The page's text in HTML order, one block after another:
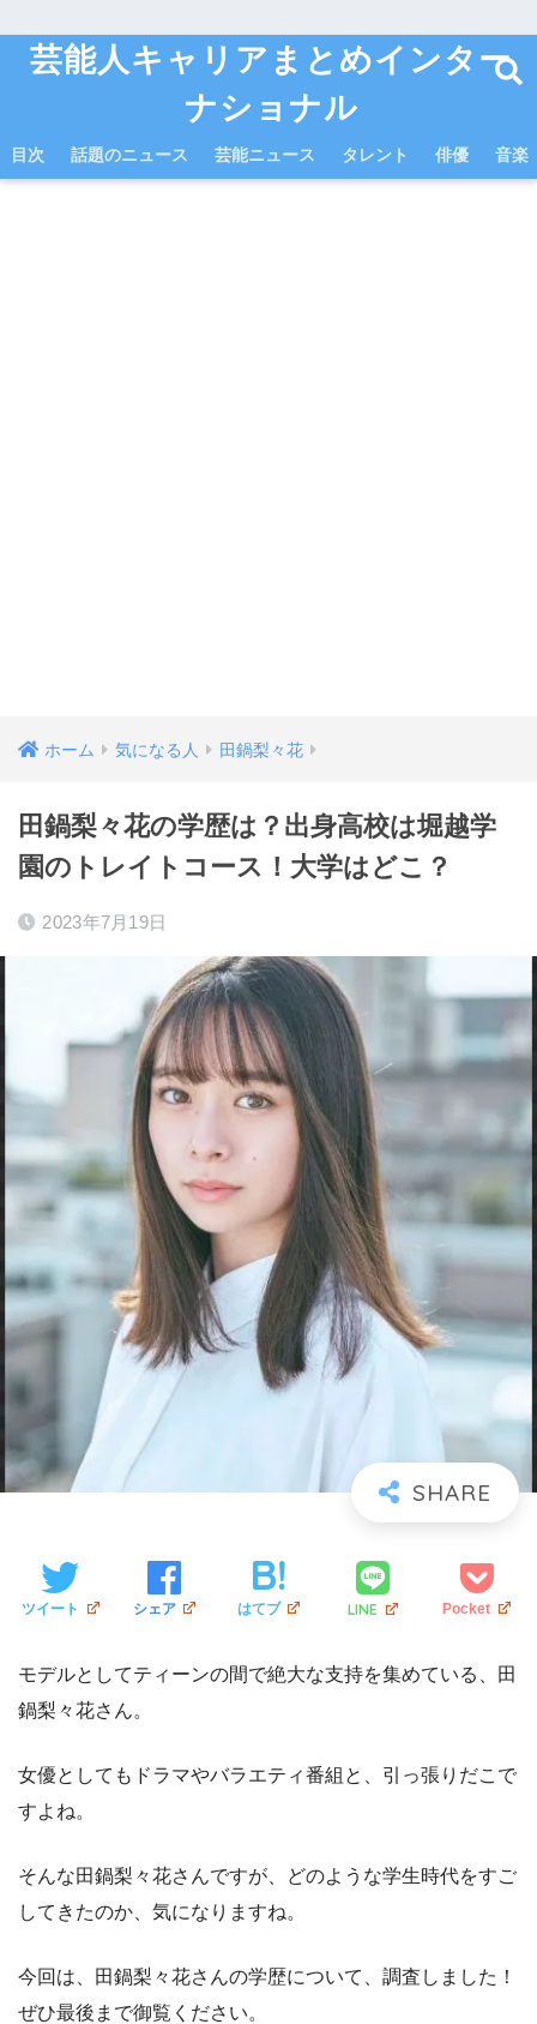
芸能人キャリアまとめインター
ナショナル
目次 話題のニュース 芸能ニュース タレント 俳優 音楽
ホーム 気になる人 田鍋梨々花
田鍋梨々花の学歴は？出身高校は堀越学
園のトレイトコース！大学はどこ？
2023年7月19日
ツイート シェア はてブ LINE Pocket
モデルとしてティーンの間で絶大な支持を集めている、田
鍋梨々花さん。
女優としてもドラマやバラエティ番組と、引っ張りだこで
すよね。
そんな田鍋梨々花さんですが、どのような学生時代をすご
してきたのか、気になりますね。
今回は、田鍋梨々花さんの学歴について、調査しました！
ぜひ最後まで御覧ください。